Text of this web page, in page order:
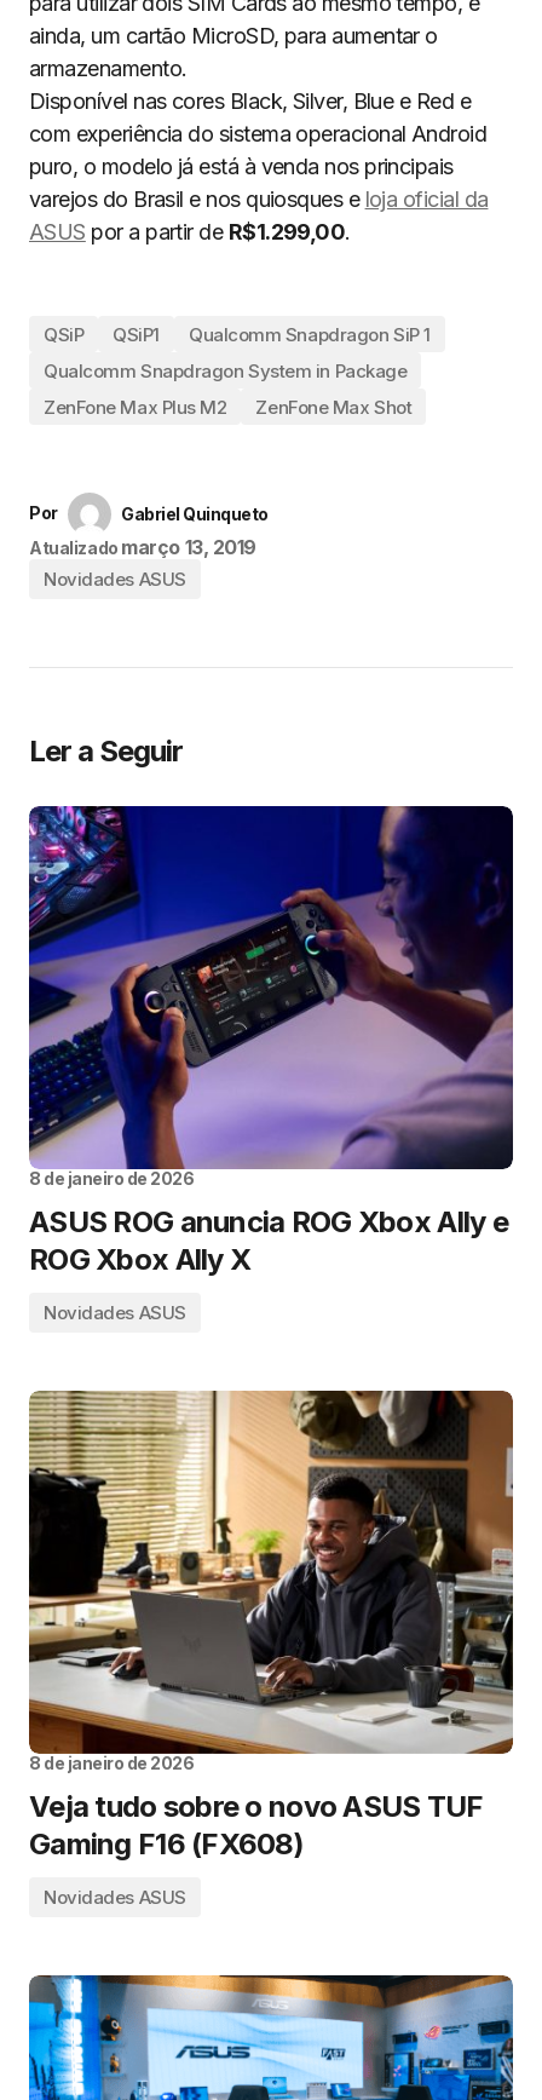
ainda, um cartão MicroSD, para aumentar o
armazenamento.
Disponível nas cores Black, Silver, Blue e Red e
com experiência do sistema operacional Android
puro, o modelo já está à venda nos principais
varejos do Brasil e nos quiosques e loja oficial da
ASUS por a partir de R$1.299,00.
QSiP QSiP1
Qualcomm Snapdragon SiP 1
Qualcomm Snapdragon System in Package
ZenFone Max Plus M2
ZenFone Max Shot
Por
Gabriel Quinqueto
Atualizado março 13, 2019
Novidades ASUS
Ler a Seguir
8 de janeiro de 2026
ASUS ROG anuncia ROG Xbox Ally e
ROG Xbox Ally X
Novidades ASUS
8 de janeiro de 2026
Veja tudo sobre o novo ASUS TUF
Gaming F16 (FX608)
Novidades ASUS